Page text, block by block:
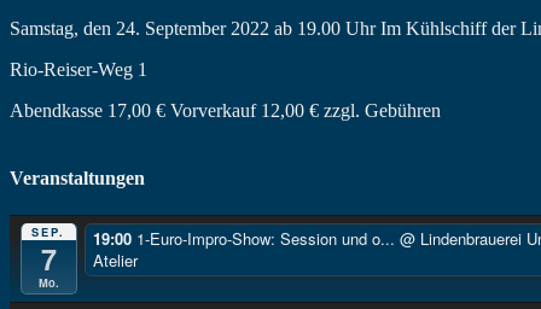
Samstag, den 24. September 2022 ab 19.00 Uhr Im Kühlschiff der
Rio-Reiser-Weg 1
Abendkasse 17,00 € Vorverkauf 12,00 € zzgl. Gebühren
Veranstaltungen
SEP.
7
Mo.
19:00 1-Euro-Impro-Show: Session und o... @ Lindenbrauerei
Atelier